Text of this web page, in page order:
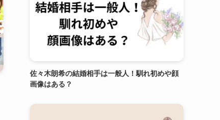
佐々木朗希の結婚相手は一般人！馴れ初めや顔
画像はある？